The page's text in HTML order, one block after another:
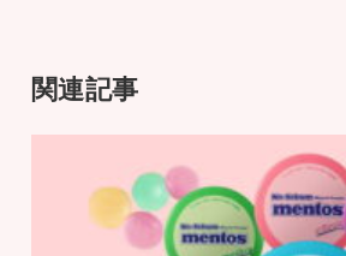
関連記事